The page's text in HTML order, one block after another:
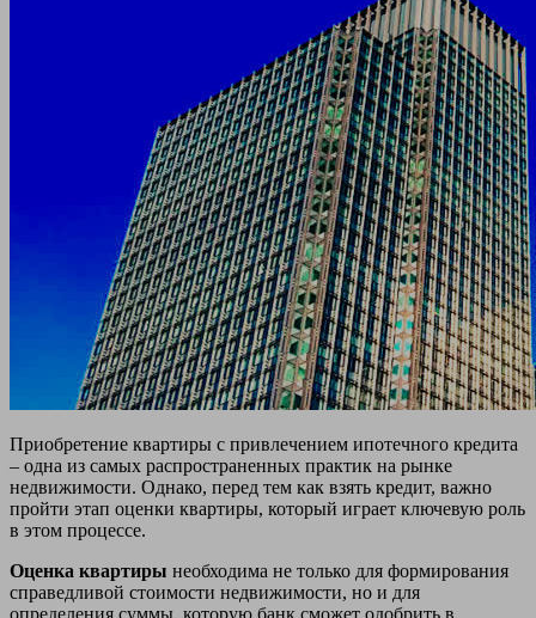
Приобретение квартиры с привлечением ипотечного кредита
– одна из самых распространенных практик на рынке
недвижимости. Однако, перед тем как взять кредит, важно
пройти этап оценки квартиры, который играет ключевую роль
в этом процессе.
Оценка квартиры необходима не только для формирования
справедливой стоимости недвижимости, но и для
определения суммы, которую банк сможет одобрить в